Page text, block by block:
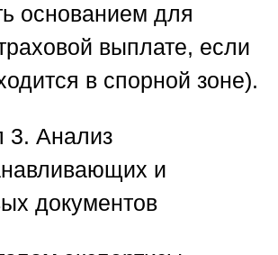
основанием для
выплате, если
в спорной зоне).
3. Анализ
и
документов